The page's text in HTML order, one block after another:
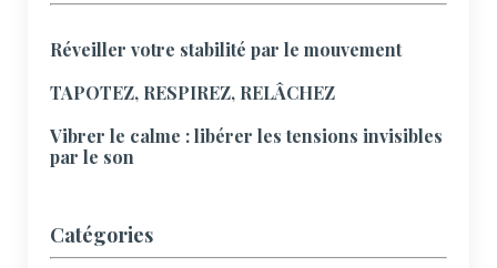
Réveiller votre stabilité par le mouvement
TAPOTEZ, RESPIREZ, RELÂCHEZ
Vibrer le calme : libérer les tensions invisibles
par le son
Catégories